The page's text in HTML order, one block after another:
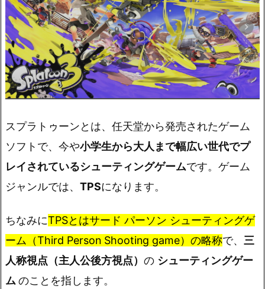
スプラトゥーンとは、任天堂から発売されたゲーム
ソフトで、今や小学生から大人まで幅広い世代でプ
レイされているシューティングゲームです。ゲーム
ジャンルでは、 TPSになります。
ちなみにTPSとはサード パーソン シューティングゲ
ーム（Third Person Shooting game）の略称で、 三
人称視点（主人公後方視点） の シューティングゲー
ム のことを指します。